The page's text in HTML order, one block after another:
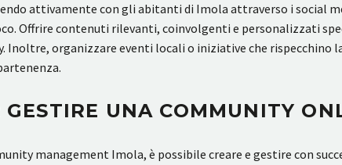
attivamente con gli abitanti di Imola attraverso i social
Offrire contenuti rilevanti, coinvolgenti e personalizzati
Inoltre, organizzare eventi locali o iniziative che rispecchino
UNA COMMUNITY
management Imola, è possibile creare e gestire con